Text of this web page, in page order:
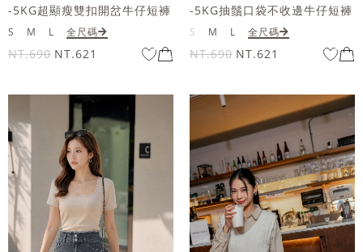
-5KG超顯瘦雙扣開岔牛仔短褲
S M L 全尺碼
NT.690 NT.621
-5KG抽鬚口袋不收邊牛仔短褲
S M L 全尺碼
NT.690 NT.621